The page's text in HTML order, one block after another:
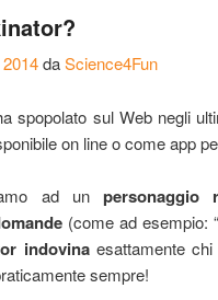
daScience4Fun
spopolato sul Web negli
on line o come app
ad un personaggio
(come ad esempio:
indovinaesattamente chi
sempre!